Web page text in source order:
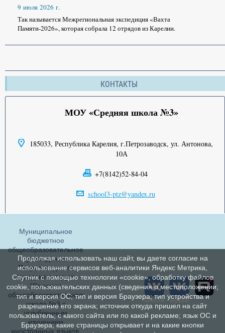
9 июля 2026 г.
Так называется Межрегиональная экспедиция «Вахта
Памяти-2026», которая собрала 12 отрядов из Карелии.
КОНТАКТЫ
МОУ «Средняя школа №3»
185033, Республика Карелия, г.Петрозаводск, ул. Антонова,
10А
+7(8142)52-84-04
school3-ptz@yandex.ru
Муниципальное
бюджетное
общеобразовательное
учреждение
Петрозаводского
городского округа
"Средняя
общеобразовательная
школа №3 с
углубленным
изучением
иностранных языков,
Продолжая использовать наш сайт, вы даете согласие на
использование сервисов веб-аналитики Яндекс Метрика,
Спутник с помощью технологии «cookie», обработку файлов
cookie, пользовательских данных (сведения о местоположении;
тип и версия ОС; тип и версия Браузера; тип устройства и
разрешение его экрана; источник откуда пришел на сайт
пользователь; с какого сайта или по какой рекламе; язык ОС и
Браузера; какие страницы открывает и на какие кнопки